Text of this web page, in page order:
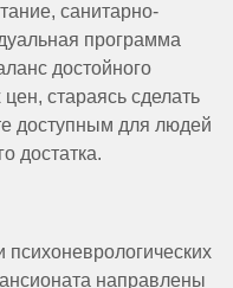
санитарно-
программа
достойного
стараясь сделать
доступным для людей
достатка.
направлены